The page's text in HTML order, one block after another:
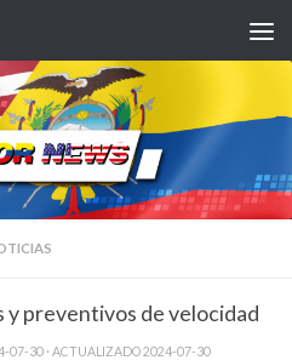
preventivos de velocidad
07-30 · ACTUALIZADO2024-07-30